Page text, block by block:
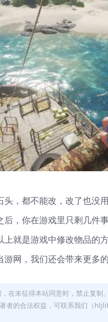
，都不能改，改了也没
，你在游戏里只剩几件
就是游戏中修改物品的
网，我们还会带来更多
在未征得本站同意时，禁止复制
者的合法权益，可联系我们（